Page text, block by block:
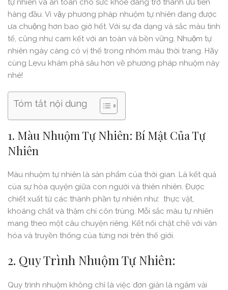
tự nhiên và an toàn cho sức khỏe đang trở thành ưu tiên
hàng đầu. Vì vậy phương pháp nhuộm tự nhiên đang được
ưa chuộng hơn bao giờ hết. Với sự đa dạng và sắc màu tinh
tế, cũng như cam kết với an toàn và bền vững. Nhuộm tự
nhiên ngày càng có vị thế trong nhóm màu thời trang. Hãy
cùng Levu khám phá sâu hơn về phương pháp nhuộm này
nhé!
Tóm tắt nội dung
1. Màu Nhuộm Tự Nhiên: Bí Mật Của Tự
Nhiên
Màu nhuộm tự nhiên là sản phẩm của thời gian. Là kết quả
của sự hòa quyện giữa con người và thiên nhiên. Được
chiết xuất từ các thành phần tự nhiên như: thực vật,
khoáng chất và thậm chí côn trùng. Mỗi sắc màu tự nhiên
mang theo một câu chuyện riêng. Kết nối chặt chẽ với văn
hóa và truyền thống của từng nơi trên thế giới.
2. Quy Trình Nhuộm Tự Nhiên:
Quy trình nhuộm không chỉ là việc đơn giản là ngâm vải